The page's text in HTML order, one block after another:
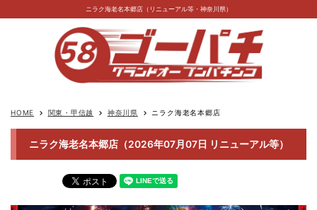
ニラク海老名本郷店（リニューアル等・神奈川県）
HOME keyboard_arrow_right 関東・甲信越 keyboard_arrow_right 神奈川県 keyboard_arrow_right ニラク海老名本郷店
ニラク海老名本郷店（2026年07月07日 リニューアル等）